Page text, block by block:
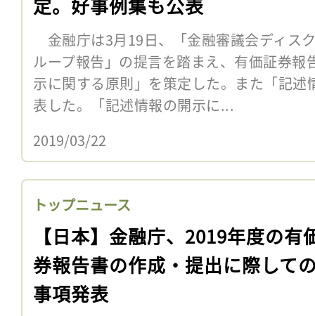
金融庁は3月19日、「金融審議会ディス
ループ報告」の提言を踏まえ、有価証券報
示に関する原則」を策定した。また「記
表した。「記述情報の開示に...
2019/03/22
トップニュース
【日本】金融庁、2019年度の有
券報告書の作成・提出に際して
事項発表